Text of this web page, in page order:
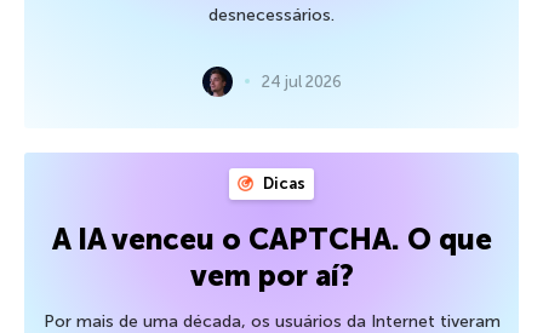
desnecessários.
24 jul 2026
Dicas
A IA venceu o CAPTCHA. O que
vem por aí?
Por mais de uma década, os usuários da Internet tiveram